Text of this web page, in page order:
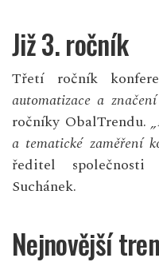
Již 3. ročník
Třetí ročník
automatizace a značení
ročníky ObalTrendu.
a tematické zaměření
ředitel
Suchánek.
Nejnovější